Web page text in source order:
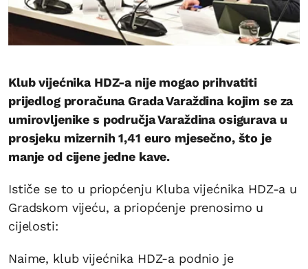
Klub vijećnika HDZ-a nije mogao prihvatiti
prijedlog proračuna Grada Varaždina kojim se za
umirovljenike s područja Varaždina osigurava u
prosjeku mizernih 1,41 euro mjesečno, što je
manje od cijene jedne kave.
Ističe se to u priopćenju Kluba vijećnika HDZ-a u
Gradskom vijeću, a priopćenje prenosimo u
cijelosti:
Naime, klub vijećnika HDZ-a podnio je